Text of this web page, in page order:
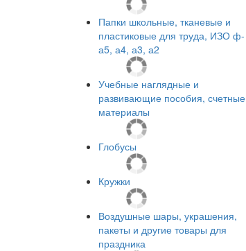
Папки школьные, тканевые и
пластиковые для труда, ИЗО ф-
а5, а4, а3, а2
Учебные наглядные и
развивающие пособия, счетные
материалы
Глобусы
Кружки
Воздушные шары, украшения,
пакеты и другие товары для
праздника